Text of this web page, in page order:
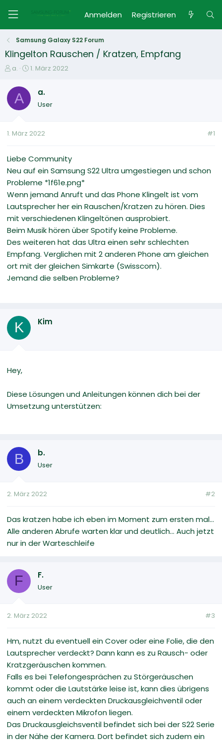
Anmelden Registrieren
Samsung Galaxy S22 Forum
Klingelton Rauschen / Kratzen, Empfang
E
s
e
e
a.
E
t
t
m
1. März 2022
A a.
User
1. März 2022 #1
Liebe Community
Neu auf ein Samsung S22 Ultra umgestiegen und schon
Probleme *1f61e.png*
Wenn jemand Anruft und das Phone Klingelt ist vom
Lautsprecher her ein Rauschen/Kratzen zu hören. Dies
mit verschiedenen Klingeltönen ausprobiert.
Beim Musik hören über Spotify keine Probleme.
Des weiteren hat das Ultra einen sehr schlechten
Empfang. Verglichen mit 2 anderen Phone am gleichen
ort mit der gleichen Simkarte (Swisscom).
Jemand die selben Probleme?
K Kim
Hey,
Diese Lösungen und Anleitungen können dich bei der
Umsetzung unterstützen:
B b.
User
2. März 2022 #2
Das kratzen habe ich eben im Moment zum ersten mal...
Alle anderen Abrufe warten klar und deutlich... Auch jetzt
nur in der Warteschleife
F F.
User
2. März 2022 #3
Hm, nutzt du eventuell ein Cover oder eine Folie, die den
Lautsprecher verdeckt? Dann kann es zu Rausch- oder
Kratzgeräuschen kommen.
Falls es bei Telefongesprächen zu Störgeräuschen
kommt oder die Lautstärke leise ist, kann dies übrigens
auch an einem verdeckten Druckausgleichventil oder
einem verdeckten Mikrofon liegen.
Das Druckausgleichsventil befindet sich bei der S22 Serie
in der Nähe der Kamera. Dort befindet sich zudem ein